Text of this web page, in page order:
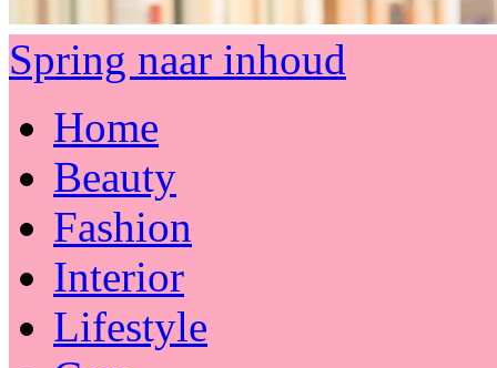
Spring naar inhoud
Home
Beauty
Fashion
Interior
Lifestyle